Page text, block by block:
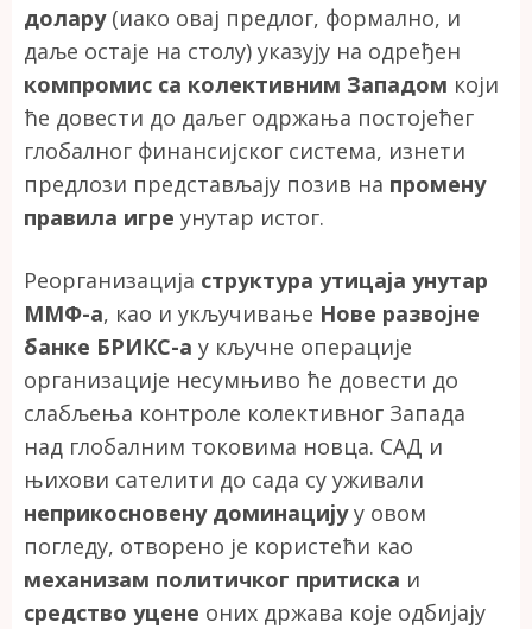
долару(иако овај предлог, формално, и
даље остаје на столу) указују на одређен
компромис са колективним Западом који
ће довести до даљег одржања постојећег
глобалног финансијског система, изнети
предлози представљају позив на промену
правила игре унутар истог.
Реорганизација структура утицаја унутар
ММФ-а, као и укључивање Нове развојне
банке БРИКС-а у кључне операције
организације несумњиво ће довести до
слабљења контроле колективног Запада
над глобалним токовима новца. САД и
њихови сателити до сада су уживали
неприкосновену доминацијуу овом
погледу, отворено је користећи као
механизам политичког притиска и
средство уцене оних држава које одбијају